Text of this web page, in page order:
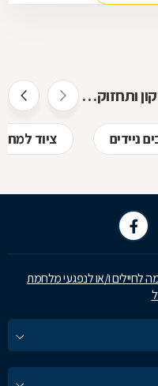
אנשים שחיפשו שירותי תמיכה, תיקון ותחזוקת מחשבים חיפשו גם
ניידים ציוד
לחיילים ו/או לנפגעי מלחמת